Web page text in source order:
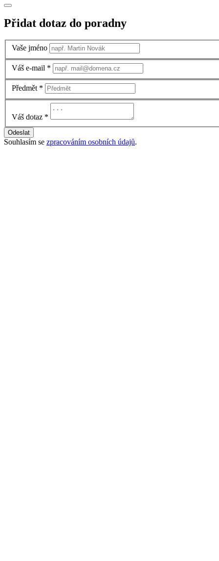
Přidat dotaz do poradny
Vaše jméno
Váš e-mail *
Předmět *
Váš dotaz *
Odeslat
Souhlasím se zpracováním osobních údajů.